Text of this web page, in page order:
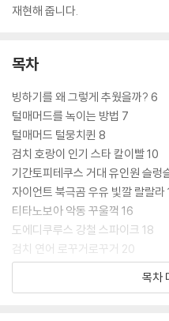
재현해 줍니다.
목차
빙하기를 왜 그렇게 추웠을까? 6
털매머드를 녹이는 방법 7
털매머드 털뭉치퀸 8
검치 호랑이 인기 스타 칼이빨 10
기간토피테쿠스 거대 유인원 슬렁
자이언트 북극곰 우유 빛깔 랄랄라
티타노보아 악동 꾸울꺽 16
도에디쿠루스 강철 스파이크 18
검치 연어 로꾸거로꾸거 20
스텝 들소 한판승 아뿔싸 22
자이언트 땅늘보 천하태평 둘둘마
목차